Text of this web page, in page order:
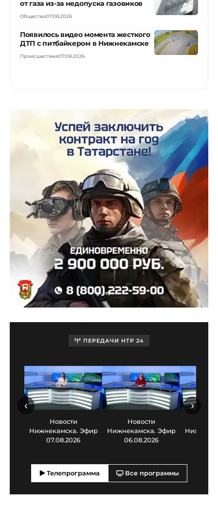
от газа из-за недопуска газовиков
Общество07.08.2026
Появилось видео момента жесткого
ДТП с питбайкером в Нижнекамске
Происшествия07.08.2026
ПЕРЕДАЧИ НТР 24
Новости
Нижнекамска. Эфир
07.08.2026
Новости
Нижнекамска. Эфир
06.08.2026
‹ ›
Телепрограмма Все программы